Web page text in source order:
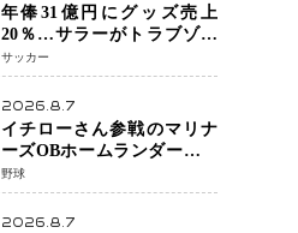
年俸31億円にグッズ売上
20％…サラーがトラブゾン
スポル加入 世界サッカーは
「五大リーグ一強」から新
時代へ
サッカー
2026.8.7
イチローさん参戦のマリナ
ーズOBホームランダービー
が無料生配信 北米ならで
はの“魅せる興行”に世界が
注目
野球
2026.8.7